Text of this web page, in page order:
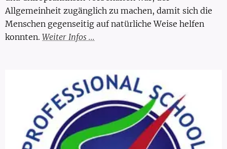
Allgemeinheit zugänglich zu machen, damit sich die
Menschen gegenseitig auf natürliche Weise helfen
konnten. Weiter Infos ...